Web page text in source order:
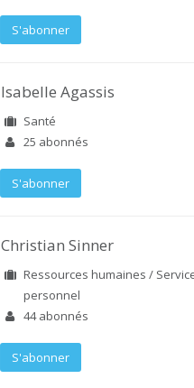
S'abonner
Isabelle Agassis
Santé
25 abonnés
S'abonner
Christian Sinner
Ressources humaines /
personnel
44abonnés
S'abonner